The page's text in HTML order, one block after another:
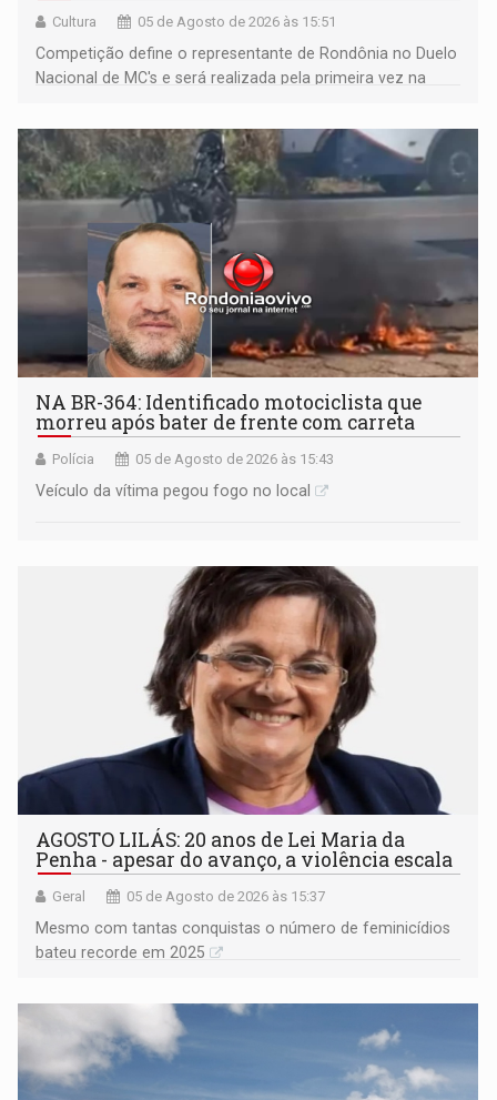
Cultura 05 de Agosto de 2026 às 15:51
Competição define o representante de Rondônia no Duelo
Nacional de MC's e será realizada pela primeira vez na
NA BR-364: Identificado motociclista que
morreu após bater de frente com carreta
Polícia 05 de Agosto de 2026 às 15:43
Veículo da vítima pegou fogo no local
AGOSTO LILÁS: 20 anos de Lei Maria da
Penha - apesar do avanço, a violência escala
Geral 05 de Agosto de 2026 às 15:37
Mesmo com tantas conquistas o número de feminicídios
bateu recorde em 2025